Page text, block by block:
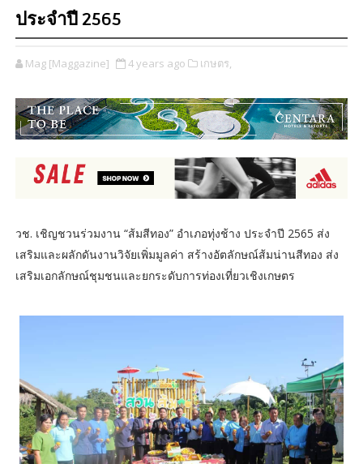
ประจำปี 2565
Mag [Maggazine] 4 years ago เกษตร,
วช. เชิญชวนร่วมงาน “ส้มสีทอง” อำเภอทุ่งช้าง ประจำปี 2565 ส่ง
เสริมและผลักดันงานวิจัยเพิ่มมูลค่า สร้างอัตลักษณ์ส้มน่านสีทอง ส่ง
เสริมเอกลักษณ์ชุมชนและยกระดับการท่องเที่ยวเชิงเกษตร